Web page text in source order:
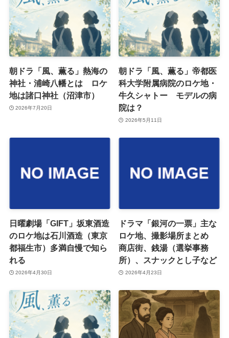
朝ドラ「風、薫る」熱海の
神社・浦崎八幡とは ロケ
地は諸口神社（沼津市）
2026年7月20日
朝ドラ「風、薫る」帝都医
科大学附属病院のロケ地・
牛久シャトー モデルの病
院は？
2026年5月11日
日曜劇場「GIFT」坂東酒造
のロケ地は石川酒造（東京
都福生市）多満自慢で知ら
れる
2026年4月30日
ドラマ「銀河の一票」主な
ロケ地、撮影場所まとめ
商店街、銭湯（選挙事務
所）、スナックとし子など
2026年4月23日